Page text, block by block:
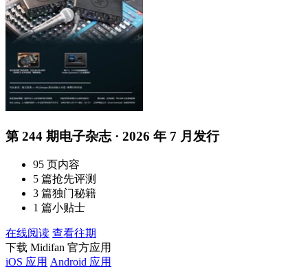
第 244 期电子杂志 · 2026 年 7 月发行
95 页内容
5 篇抢先评测
3 篇独门秘籍
1 篇小贴士
在线阅读 查看往期
下载 Midifan 官方应用
iOS 应用 Android 应用